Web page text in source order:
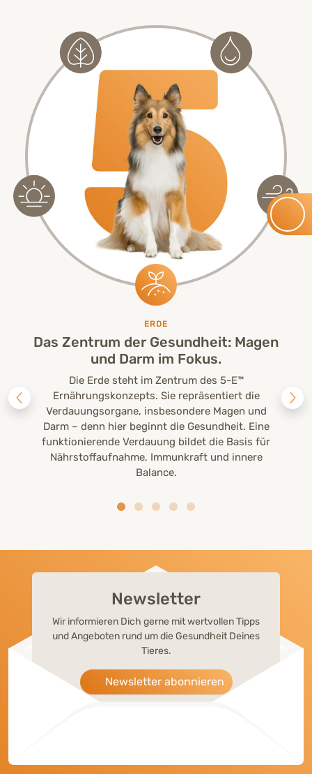
ERDE
Das Zentrum der Gesundheit: Magen
und Darm im Fokus.
Die Erde steht im Zentrum des 5-E™
Ernährungskonzepts. Sie repräsentiert die
Verdauungsorgane, insbesondere Magen und
Darm – denn hier beginnt die Gesundheit. Eine
funktionierende Verdauung bildet die Basis für
Nährstoffaufnahme, Immunkraft und innere
Balance.
Newsletter
Wir informieren Dich gerne mit wertvollen Tipps
und Angeboten rund um die Gesundheit Deines
Tieres.
Newsletter abonnieren